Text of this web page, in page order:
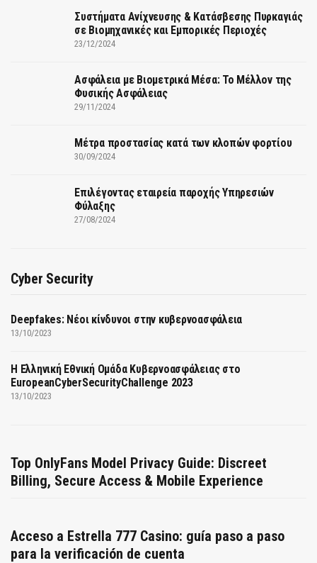
Συστήματα Ανίχνευσης & Κατάσβεσης Πυρκαγιάς
σε Βιομηχανικές και Εμπορικές Περιοχές
23/12/2024
Ασφάλεια με Βιομετρικά Μέσα: Το Μέλλον της
Φυσικής Ασφάλειας
29/11/2024
Μέτρα προστασίας κατά των κλοπών φορτίου
30/09/2024
Επιλέγοντας εταιρεία παροχής Υπηρεσιών
Φύλαξης
27/08/2024
Cyber Security
Deepfakes: Νέοι κίνδυνοι στην κυβερνοασφάλεια
13/10/2023
Η Ελληνική Εθνική Ομάδα Κυβερνοασφάλειας στο
EuropeanCyberSecurityChallenge 2023
13/10/2023
Top OnlyFans Model Privacy Guide: Discreet
Billing, Secure Access & Mobile Experience
Acceso a Estrella 777 Casino: guía paso a paso
para la verificación de cuenta